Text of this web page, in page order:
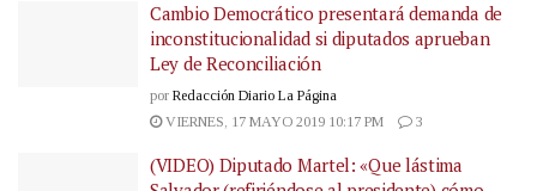
Cambio Democrático presentará demanda de
inconstitucionalidad si diputados aprueban
Ley de Reconciliación
por Redacción Diario La Página
VIERNES, 17 MAYO 2019 10:17 PM
3
(VIDEO) Diputado Martel: «Que lástima